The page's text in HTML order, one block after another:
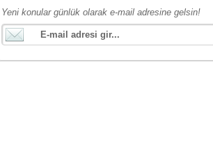
Yeni konular günlük olarak e-mail adresine gelsin!